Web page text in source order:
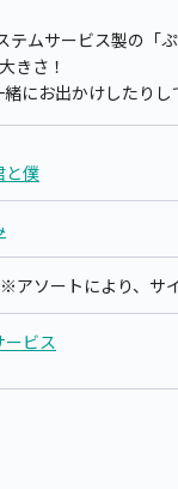
ムサービス製の「
きさ！
にお出かけしたり
と僕
ソートにより、サイ
ービス